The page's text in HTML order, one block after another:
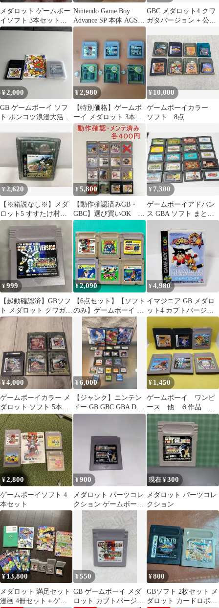
メダロット ゲームボー
イソフト 3本セット
起動確認済み
Nintendo Game Boy
Advance SP 本体 AGS-
001
GBC メダロット4 クワ
ガタバージョン + 公式
¥2,000
GB ゲームボーイ ソフ
ト ポンコツ浪漫大活
¥2,980
【特別価格】ゲームボ
ーイ メダロット 3本セ
ット
¥10,000
ゲームボーイカラー
ソフト 8点
¥2,620
【※箱説なし※】メダ
ロット5 すすたけ村の
転校生 クワガタ
¥5,800
【動作確認済みGB・
GBC】選び買いOK １
個400円 他のページと
同梱OK
¥ 7,300
ゲームボーイアドバン
ス GBA ソフト まとめ
売り 20本 売り セット
¥999
【起動確認済】GBソフ
ト メダロット クワガタ
バージョン ゲームボー
イ ケース付
¥2,090
【6点セット】【ソフト
のみ】ゲームボーイ メ
ダロット カブトバージ
ョン からくり剣豪伝ム
サシロード ミニ四駆
GB Let's&Go!! ナムコク
ラシック Jリーグ ウイ
ニングゴール モトクロ
スマニアックス GB
¥4,980
イマジニア GB メダロ
ット4 カブトバージョ
ン 初回版 メダロット・
オフィシャルカードゲ
ーム用 限定ホログラム
カード1枚+スペシャル
カード1枚 付き サイカ
チス カネハチ ゲームボ
ーイ
¥4,000
ゲームボーイカラー メ
ダロット ソフト 5本セ
ット
¥6,000
【ジャンク】ニンテン
ドー GB GBC GBA DS
ソフト まとめ
¥ 1,450
ゲームボーイ ワンピ
ース 他 ６作品 ソ
フトのみ ６本 動作
¥2,800
ゲームボーイソフト 4
本セット
¥900
メダロット パーツコレ
クション ゲームボーイ
ソフト
現在 ¥300
メダロット パーツコレ
クション
¥13,800
メダロット 満足セット
漫画 4冊セット＋ゲー
¥550
GB ゲームボーイ メダ
ロット カブトバージョ
¥800
GBソフト 2枚セット メ
ダロット カードロボト